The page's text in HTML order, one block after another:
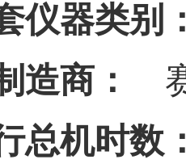
仪器类别
造商：
总机时数